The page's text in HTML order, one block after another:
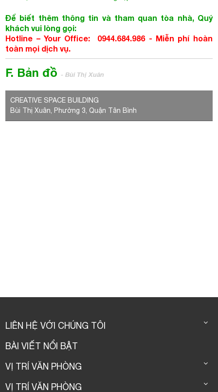
Để biết thêm thông tin và tham quan tòa nhà, Quý
khách vui lòng gọi:
Hotline – Your Office: 0944.684.986 - Miễn phí hoàn
toàn mọi dịch vụ.
F. Bản đồ- Bùi Thị Xuân
CREATIVE SPACE BUILDING
Bùi Thị Xuân, Phường 3, Quận Tân Bình
LIÊN HỆ VỚI CHÚNG TÔI
BÀI VIẾT NỔI BẬT
VỊ TRÍ VĂN PHÒNG
VỊ TRÍ VĂN PHÒNG